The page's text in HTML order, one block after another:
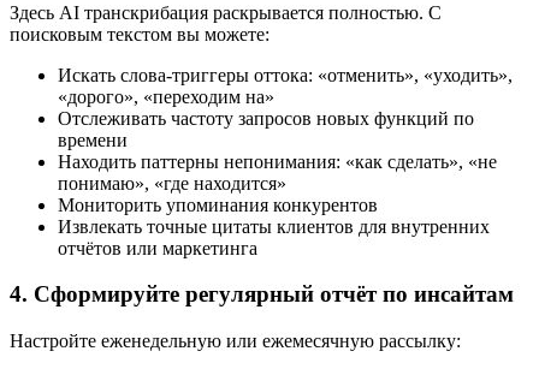
Здесь AI транскрибация раскрывается полностью. С
поисковым текстом вы можете:
Искать слова-триггеры оттока: «отменить», «уходить»,
«дорого», «переходим на»
Отслеживать частоту запросов новых функций по
времени
Находить паттерны непонимания: «как сделать», «не
понимаю», «где находится»
Мониторить упоминания конкурентов
Извлекать точные цитаты клиентов для внутренних
отчётов или маркетинга
4. Сформируйте регулярный отчёт по инсайтам
Настройте еженедельную или ежемесячную рассылку: